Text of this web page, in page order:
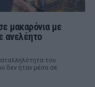
μακαρόνια με
ανελέητο
του
δεν ήταν μέσα σε